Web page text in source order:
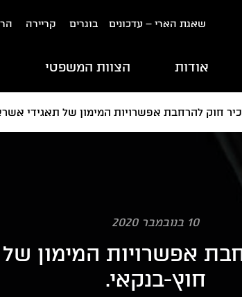
שאגת הארי – עדכונים בוגרים קריירה
אודות הצוות המשפטי
חוק להרחבת אפשרויות המימון של תאגידי
10 בנובמבר 2020
אפשרויות המימון
חוץ-בנקאי.